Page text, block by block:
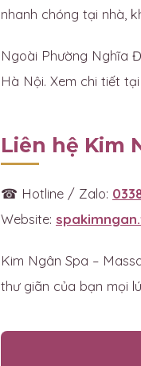
nhanh chóng tại nhà,
Ngoài Phường Nghĩa
Hà Nội. Xem chi tiết
Liên hệ Kim
☎ Hotline / Zalo:
Website:
Kim Ngân Spa –
thư giãn của bạn mọi